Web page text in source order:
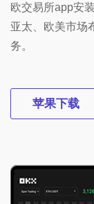
欧交易所app安
亚太、欧美市场
务。
苹果下载